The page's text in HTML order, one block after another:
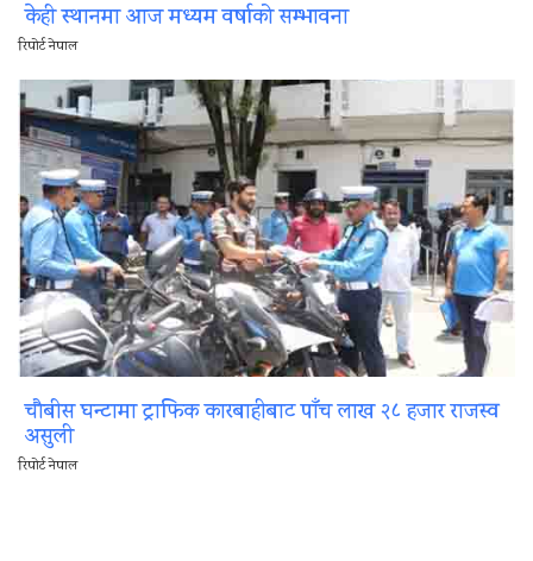
केही स्थानमा आज मध्यम वर्षाको सम्भावना
रिपोर्ट नेपाल
चौबीस घन्टामा ट्राफिक कारबाहीबाट पाँच लाख २८ हजार राजस्व
असुली
रिपोर्ट नेपाल